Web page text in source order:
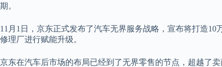
期。
11月1日，京东正式发布了汽车无界服务战略，宣布将打造
修理厂进行赋能升级。
京东在汽车后市场的布局已经到了无界零售的节点，超越了